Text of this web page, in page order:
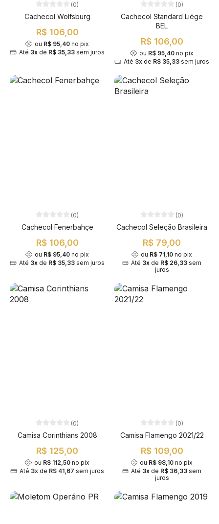
(0)
Cachecol Wolfsburg
R$ 106,00
ou R$ 95,40no pix
Até 3xde R$ 35,33sem juros
(0)
Cachecol Standard Liége
BEL
R$ 106,00
ou R$ 95,40no pix
Até 3xde R$ 35,33sem juros
(0)
Cachecol Fenerbahçe
R$ 106,00
ou R$ 95,40no pix
Até 3xde R$ 35,33sem juros
(0)
Cachecol Seleção Brasileira
R$ 79,00
ou R$ 71,10no pix
Até 3x de R$ 26,33 sem
juros
(0)
Camisa Corinthians 2008
R$ 125,00
ou R$ 112,50no pix
Até 3xde R$ 41,67 sem juros
(0)
Camisa Flamengo 2021/22
R$ 109,00
ou R$ 98,10 no pix
Até 3x de R$ 36,33 sem
juros